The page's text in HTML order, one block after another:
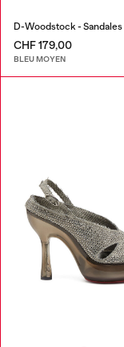
CHF 179,00
BLEU MOYEN